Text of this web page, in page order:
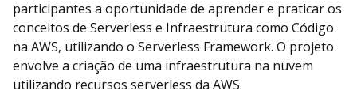
participantes a oportunidade de aprender e praticar os
conceitos de Serverless e Infraestrutura como Código
na AWS, utilizando o Serverless Framework. O projeto
envolve a criação de uma infraestrutura na nuvem
utilizando recursos serverless da AWS.